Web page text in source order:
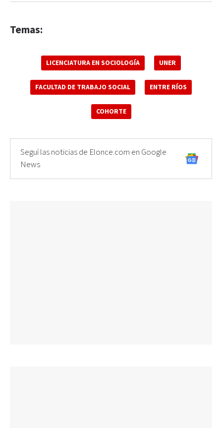
Temas:
LICENCIATURA EN SOCIOLOGÍA UNER
FACULTAD DE TRABAJO SOCIAL ENTRE RÍOS
COHORTE
Seguí las noticias de Elonce.com en Google
News